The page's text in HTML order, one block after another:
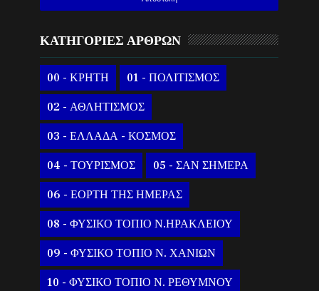
ΚΑΤΗΓΟΡΙΕΣ ΑΡΘΡΩΝ
00 - ΚΡΗΤΗ 01 - ΠΟΛΙΤΙΣΜΟΣ
02 - ΑΘΛΗΤΙΣΜΟΣ
03 - ΕΛΛΑΔΑ - ΚΟΣΜΟΣ
04 - ΤΟΥΡΙΣΜΟΣ 05 - ΣΑΝ ΣΗΜΕΡΑ
06 - ΕΟΡΤΗ ΤΗΣ ΗΜΕΡΑΣ
08 - ΦΥΣΙΚΟ ΤΟΠΙΟ Ν.ΗΡΑΚΛΕΙΟΥ
09 - ΦΥΣΙΚΟ ΤΟΠΙΟ Ν. ΧΑΝΙΩΝ
10 - ΦΥΣΙΚΟ ΤΟΠΙΟ Ν. ΡΕΘΥΜΝΟΥ